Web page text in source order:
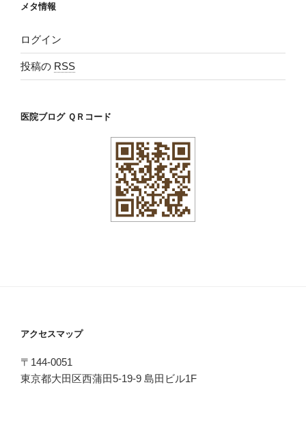
メタ情報
ログイン
投稿の RSS
医院ブログ ＱＲコード
アクセスマップ
〒144-0051
東京都大田区西蒲田5-19-9 島田ビル1F